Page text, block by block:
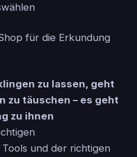
für die Erkundung
zu lassen, geht
zu täuschen – es geht
zu ihnen
und der richtigen